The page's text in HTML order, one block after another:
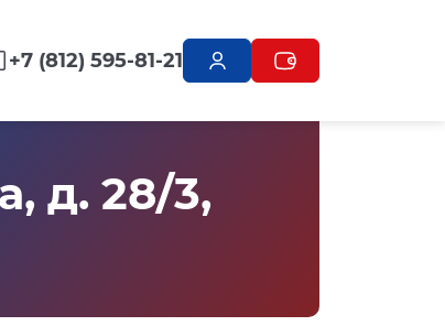
+7 (812) 595-81-21
д. 28/3,